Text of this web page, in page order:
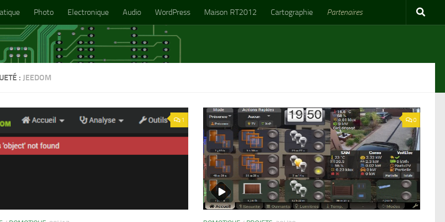
Photo Electronique Audio WordPress Maison RT2012 Cartographie Partenaires
: JEEDOM
1 0